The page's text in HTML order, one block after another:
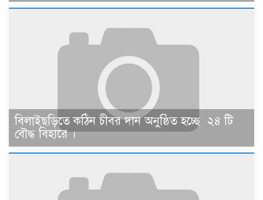
বিলাইছড়িতে কঠিন চীবর দান অনুষ্ঠিত হচ্ছে ২৪ টি
বৌদ্ধ বিহারে ।